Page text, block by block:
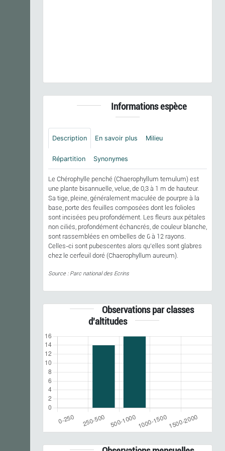
Informations espèce
Description En savoir plus Milieu
Répartition Synonymes
Le Chérophylle penché (Chaerophyllum temulum) est
une plante bisannuelle, velue, de 0,3 à 1 m de hauteur.
Sa tige, pleine, généralement maculée de pourpre à la
base, porte des feuilles composées dont les folioles
sont incisées peu profondément. Les fleurs aux pétales
non ciliés, profondément échancrés, de couleur blanche,
sont rassemblées en ombelles de 6 à 12 rayons.
Celles-ci sont pubescentes alors qu’elles sont glabres
chez le cerfeuil doré (Chaerophyllum aureum).
Source : Parc national des Ecrins
Observations par classes
d'altitudes